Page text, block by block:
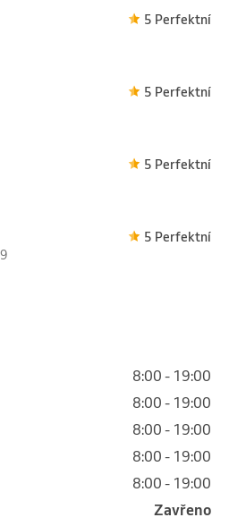
5 Perfektní
5 Perfektní
5 Perfektní
5 Perfektní
8:00 - 19:00
8:00 - 19:00
8:00 - 19:00
8:00 - 19:00
8:00 - 19:00
Zavřeno